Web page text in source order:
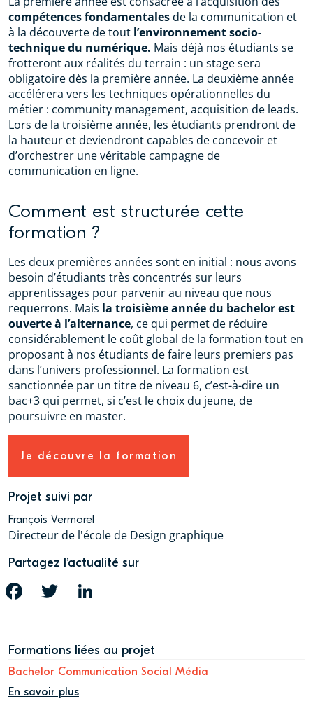
compétences fondamentalesde la communication et
à la découverte de tout l’environnement socio-
technique du numérique. Mais déjà nos étudiants se
frotteront aux réalités du terrain : un stage sera
obligatoire dès la première année. La deuxième année
accélérera vers les techniques opérationnelles du
métier : community management, acquisition de leads.
Lors de la troisième année, les étudiants prendront de
la hauteur et deviendront capables de concevoir et
d’orchestrer une véritable campagne de
communication en ligne.
Comment est structurée cette
formation ?
Les deux premières années sont en initial : nous avons
besoin d’étudiants très concentrés sur leurs
apprentissages pour parvenir au niveau que nous
requerrons. Mais la troisième année du bachelor est
ouverte à l’alternance, ce qui permet de réduire
considérablement le coût global de la formation tout en
proposant à nos étudiants de faire leurs premiers pas
dans l’univers professionnel. La formation est
sanctionnée par un titre de niveau 6, c’est-à-dire un
bac+3 qui permet, si c’est le choix du jeune, de
poursuivre en master.
Je découvre la formation
Projet suivi par
François Vermorel
Directeur de l'école de Design graphique
Partagez l’actualité sur
FACEBOOK TWITTER
Formations liées au projet
Bachelor Communication Social Média
En savoir plus